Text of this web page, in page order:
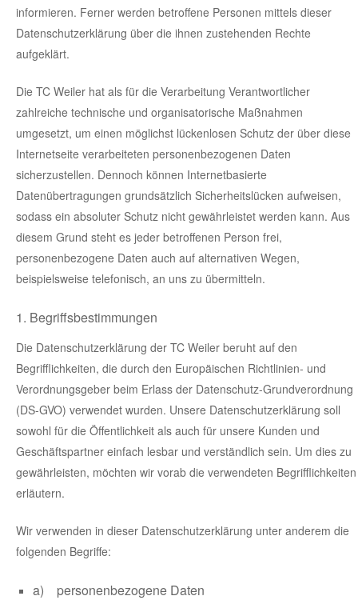
informieren. Ferner werden betroffene Personen mittels dieser
Datenschutzerklärung über die ihnen zustehenden Rechte
aufgeklärt.
Die TC Weiler hat als für die Verarbeitung Verantwortlicher
zahlreiche technische und organisatorische Maßnahmen
umgesetzt, um einen möglichst lückenlosen Schutz der über diese
Internetseite verarbeiteten personenbezogenen Daten
sicherzustellen. Dennoch können Internetbasierte
Datenübertragungen grundsätzlich Sicherheitslücken aufweisen,
sodass ein absoluter Schutz nicht gewährleistet werden kann. Aus
diesem Grund steht es jeder betroffenen Person frei,
personenbezogene Daten auch auf alternativen Wegen,
beispielsweise telefonisch, an uns zu übermitteln.
1. Begriffsbestimmungen
Die Datenschutzerklärung der TC Weiler beruht auf den
Begrifflichkeiten, die durch den Europäischen Richtlinien- und
Verordnungsgeber beim Erlass der Datenschutz-Grundverordnung
(DS-GVO) verwendet wurden. Unsere Datenschutzerklärung soll
sowohl für die Öffentlichkeit als auch für unsere Kunden und
Geschäftspartner einfach lesbar und verständlich sein. Um dies zu
gewährleisten, möchten wir vorab die verwendeten Begrifflichkeiten
erläutern.
Wir verwenden in dieser Datenschutzerklärung unter anderem die
folgenden Begriffe:
a) personenbezogene Daten